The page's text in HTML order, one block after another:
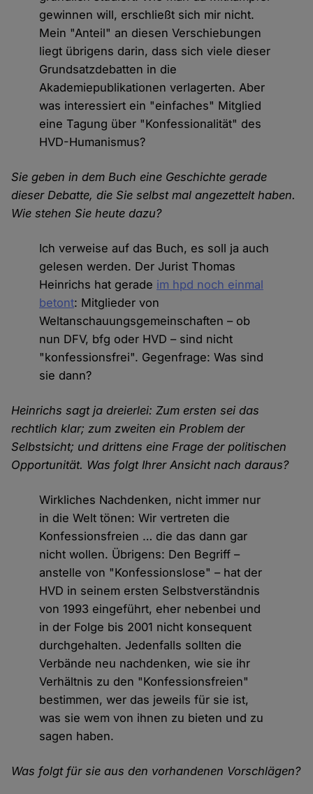
gewinnen will, erschließt sich mir nicht.
Mein "Anteil" an diesen Verschiebungen
liegt übrigens darin, dass sich viele dieser
Grundsatzdebatten in die
Akademiepublikationen verlagerten. Aber
was interessiert ein "einfaches" Mitglied
eine Tagung über "Konfessionalität" des
HVD-Humanismus?
Sie geben in dem Buch eine Geschichte gerade
dieser Debatte, die Sie selbst mal angezettelt haben.
Wie stehen Sie heute dazu?
Ich verweise auf das Buch, es soll ja auch
gelesen werden. Der Jurist Thomas
Heinrichs hat gerade im hpd noch einmal
betont: Mitglieder von
Weltanschauungsgemeinschaften – ob
nun DFV, bfg oder HVD – sind nicht
"konfessionsfrei". Gegenfrage: Was sind
sie dann?
Heinrichs sagt ja dreierlei: Zum ersten sei das
rechtlich klar; zum zweiten ein Problem der
Selbstsicht; und drittens eine Frage der politischen
Opportunität. Was folgt Ihrer Ansicht nach daraus?
Wirkliches Nachdenken, nicht immer nur
in die Welt tönen: Wir vertreten die
Konfessionsfreien … die das dann gar
nicht wollen. Übrigens: Den Begriff –
anstelle von "Konfessionslose" – hat der
HVD in seinem ersten Selbstverständnis
von 1993 eingeführt, eher nebenbei und
in der Folge bis 2001 nicht konsequent
durchgehalten. Jedenfalls sollten die
Verbände neu nachdenken, wie sie ihr
Verhältnis zu den "Konfessionsfreien"
bestimmen, wer das jeweils für sie ist,
was sie wem von ihnen zu bieten und zu
sagen haben.
Was folgt für sie aus den vorhandenen Vorschlägen?